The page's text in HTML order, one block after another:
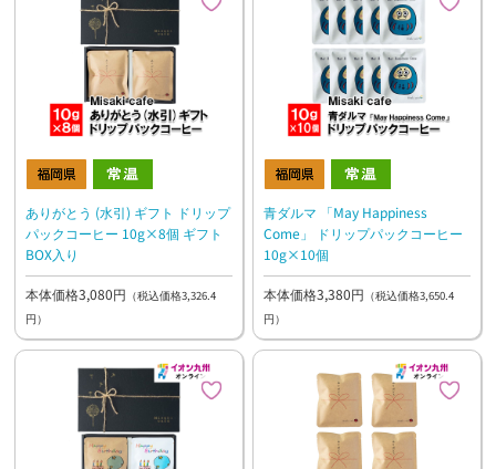
ありがとう (水引) ギフト ドリップ
パックコーヒー 10g×8個 ギフト
BOX入り
本体価格3,080円 （税込価格3,326.4
円）
青ダルマ 「May Happiness
Come」 ドリップパックコーヒー
10g×10個
本体価格3,380円 （税込価格3,650.4
円）